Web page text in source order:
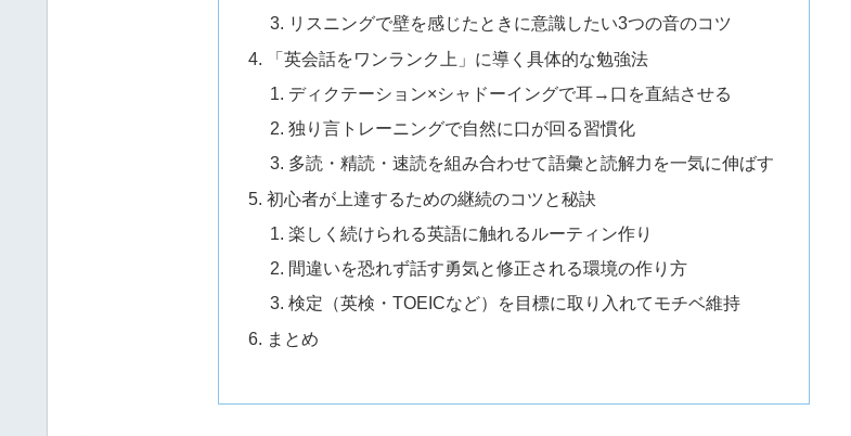
リスニングで壁を感じたときに意識したい3つの音のコツ
「英会話をワンランク上」に導く具体的な勉強法
ディクテーション×シャドーイングで耳→口を直結させる
独り言トレーニングで自然に口が回る習慣化
多読・精読・速読を組み合わせて語彙と読解力を一気に伸ばす
初心者が上達するための継続のコツと秘訣
楽しく続けられる英語に触れるルーティン作り
間違いを恐れず話す勇気と修正される環境の作り方
検定（英検・TOEICなど）を目標に取り入れてモチベ維持
まとめ